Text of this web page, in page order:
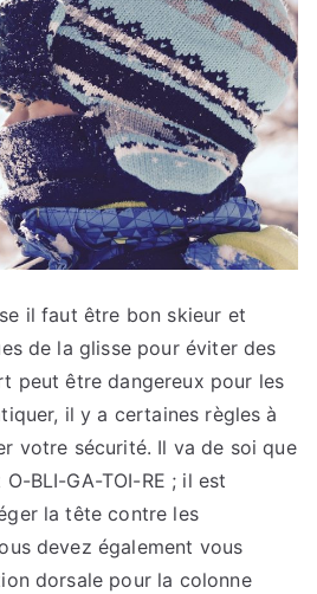
il faut être bon skieur et
de la glisse pour éviter des
peut être dangereux pour les
il y a certaines règles à
votre sécurité. Il va de soi que
BLI-GA-TOI-RE ; il est
la tête contre les
devez également vous
dorsale pour la colonne